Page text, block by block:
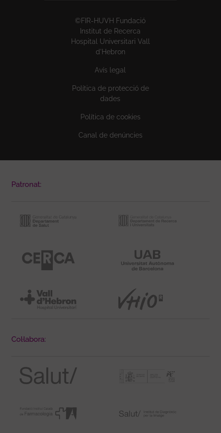
©FIR-HUVH Fundació
Institut de Recerca
Hospital Universitari Vall
d'Hebron
Avís legal
Política de protecció de
dades
Política de cookies
Canal de denúncies
Patronat:
Col·labora: